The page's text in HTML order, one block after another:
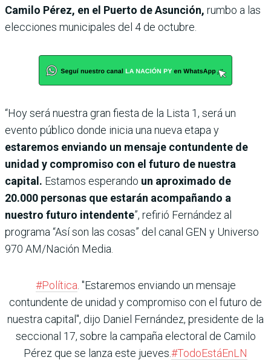
Camilo Pérez, en el Puerto de Asunción, rumbo a las
elecciones municipales del 4 de octubre.
“Hoy será nuestra gran fiesta de la Lista 1, será un
evento público donde inicia una nueva etapa y
estaremos enviando un mensaje contundente de
unidad y compromiso con el futuro de nuestra
capital. Estamos esperando un aproximado de
20.000 personas que estarán acompañando a
nuestro futuro intendente”, refirió Fernández al
programa “Así son las cosas” del canal GEN y Universo
970 AM/Nación Media.
#Política . "Estaremos enviando un mensaje
contundente de unidad y compromiso con el futuro de
nuestra capital", dijo Daniel Fernández, presidente de la
seccional 17, sobre la campaña electoral de Camilo
Pérez que se lanza este jueves.#TodoEstáEnLN